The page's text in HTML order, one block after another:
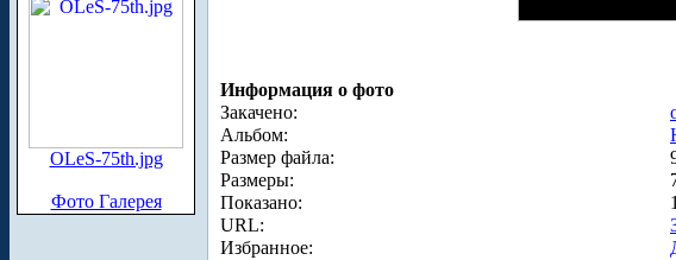
OLeS-75th.jpg
Фото Галерея
Информация о фото
Закачено:
Альбом:
Размер файла:
Размеры:
Показано:
URL:
Избранное: